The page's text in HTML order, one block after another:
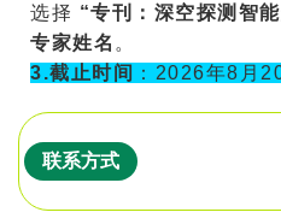
选择 “专刊：深空探测智
专家姓名 。
3.截止时间 ：2026年8月
联系方式